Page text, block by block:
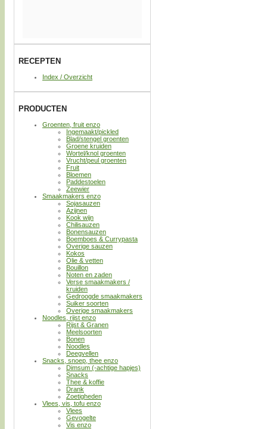
RECEPTEN
Index / Overzicht
PRODUCTEN
Groenten, fruit enzo
Ingemaakt/pickled
Blad/stengel groenten
Groene kruiden
Wortel/knol groenten
Vrucht/peul groenten
Fruit
Bloemen
Paddestoelen
Zeewier
Smaakmakers enzo
Sojasauzen
Azijnen
Kook wijn
Chilisauzen
Bonensauzen
Boemboes & Currypasta
Overige sauzen
Kokos
Olie & vetten
Bouillon
Noten en zaden
Verse smaakmakers /
kruiden
Gedroogde smaakmakers
Suiker soorten
Overige smaakmakers
Noodles, rijst enzo
Rijst & Granen
Meelsoorten
Bonen
Noodles
Deegvellen
Snacks, snoep, thee enzo
Dimsum (-achtige hapjes)
Snacks
Thee & koffie
Drank
Zoetigheden
Vlees, vis, tofu enzo
Vlees
Gevogelte
Vis enzo